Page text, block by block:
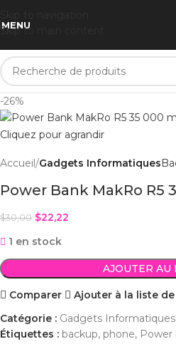
Skip to main content
MENU
-26%
Cliquez pour agrandir
Accueil Gadgets Informatiques
Power Bank MakRo R5
$30,00 $22,22
1 en stock
AJOUTER AU
Comparer
Ajouter à la liste
Catégorie : Gadgets Informatiques
Étiquettes : backup, phone, Power